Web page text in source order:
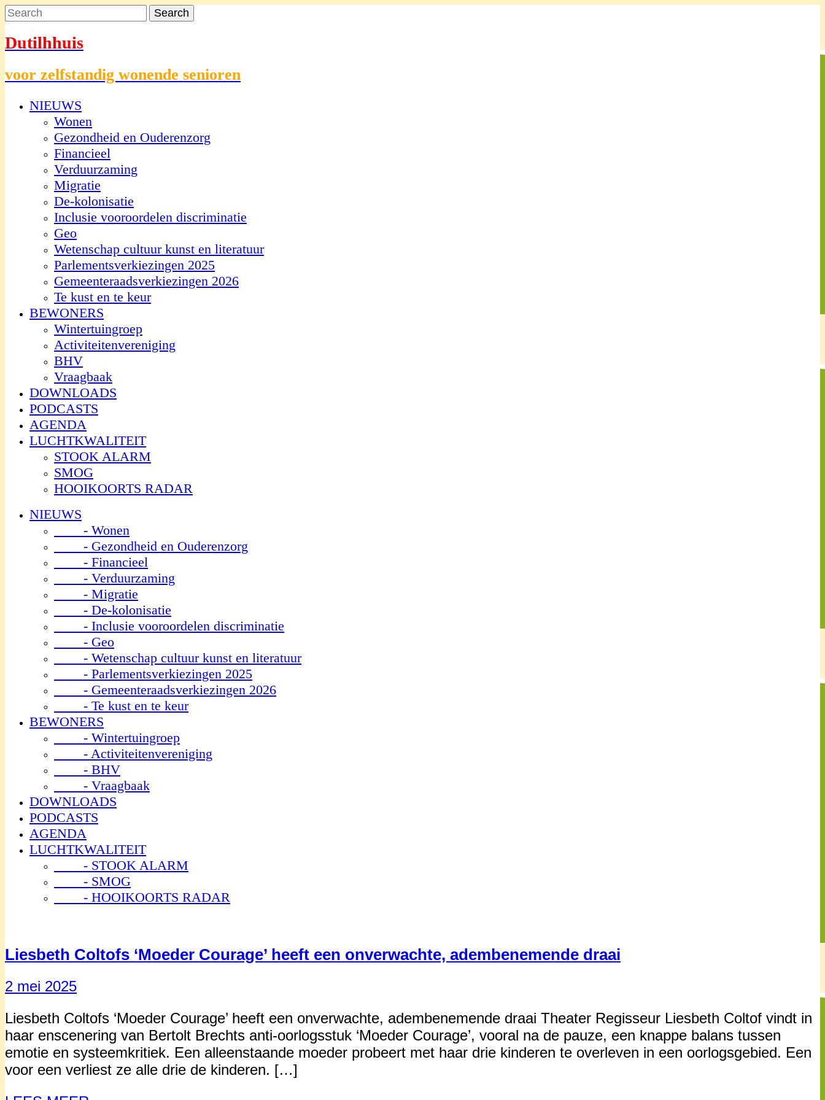
Dutilhhuis
voor zelfstandig wonende senioren
NIEUWS
Wonen
Gezondheid en Ouderenzorg
Financieel
Verduurzaming
Migratie
De-kolonisatie
Inclusie vooroordelen discriminatie
Geo
Wetenschap cultuur kunst en literatuur
Parlementsverkiezingen 2025
Gemeenteraadsverkiezingen 2026
Te kust en te keur
BEWONERS
Wintertuingroep
Activiteitenvereniging
BHV
Vraagbaak
DOWNLOADS
PODCASTS
AGENDA
LUCHTKWALITEIT
STOOK ALARM
SMOG
HOOIKOORTS RADAR
NIEUWS
- Wonen
- Gezondheid en Ouderenzorg
- Financieel
- Verduurzaming
- Migratie
- De-kolonisatie
- Inclusie vooroordelen discriminatie
- Geo
- Wetenschap cultuur kunst en literatuur
- Parlementsverkiezingen 2025
- Gemeenteraadsverkiezingen 2026
- Te kust en te keur
BEWONERS
- Wintertuingroep
- Activiteitenvereniging
- BHV
- Vraagbaak
DOWNLOADS
PODCASTS
AGENDA
LUCHTKWALITEIT
- STOOK ALARM
- SMOG
- HOOIKOORTS RADAR
Liesbeth Coltofs ‘Moeder Courage’ heeft een onverwachte, adembenemende draai
2 mei 2025
Liesbeth Coltofs ‘Moeder Courage’ heeft een onverwachte, adembenemende draai Theater Regisseur Liesbeth Coltof vindt in
haar enscenering van Bertolt Brechts anti-oorlogsstuk ‘Moeder Courage’, vooral na de pauze, een knappe balans tussen
emotie en systeemkritiek. Een alleenstaande moeder probeert met haar drie kinderen te overleven in een oorlogsgebied. Een
voor een verliest ze alle drie de kinderen. […]